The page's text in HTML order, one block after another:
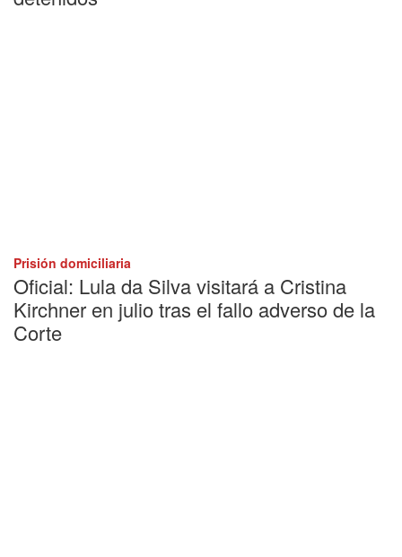
Prisión domiciliaria
Oficial: Lula da Silva visitará a Cristina
Kirchner en julio tras el fallo adverso de la
Corte